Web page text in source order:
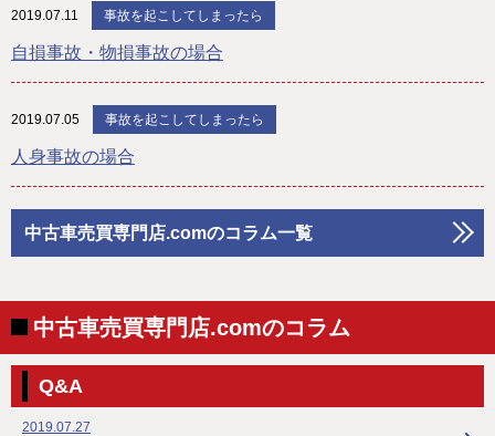
2019.07.11 事故を起こしてしまったら
自損事故・物損事故の場合
2019.07.05 事故を起こしてしまったら
人身事故の場合
中古車売買専門店.comのコラム一覧
中古車売買専門店.comのコラム
Q&A
2019.07.27